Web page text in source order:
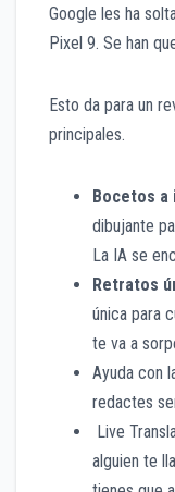
Google les ha
Pixel 9. Se han
Esto da para un
principales.
Bocetos a
dibujante
La IA se
Retratos
única para
te va a
Ayuda con
redactes
Live
alguien te